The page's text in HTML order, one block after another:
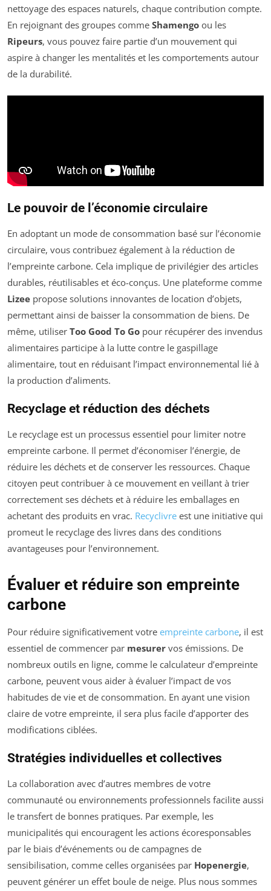
nettoyage des espaces naturels, chaque contribution compte.
En rejoignant des groupes comme Shamengo ou les
Ripeurs, vous pouvez faire partie d’un mouvement qui
aspire à changer les mentalités et les comportements autour
de la durabilité.
Le pouvoir de l’économie circulaire
En adoptant un mode de consommation basé sur l’économie
circulaire, vous contribuez également à la réduction de
l’empreinte carbone. Cela implique de privilégier des articles
durables, réutilisables et éco-conçus. Une plateforme comme
Lizee propose solutions innovantes de location d’objets,
permettant ainsi de baisser la consommation de biens. De
même, utiliser Too Good To Go pour récupérer des invendus
alimentaires participe à la lutte contre le gaspillage
alimentaire, tout en réduisant l’impact environnemental lié à
la production d’aliments.
Recyclage et réduction des déchets
Le recyclage est un processus essentiel pour limiter notre
empreinte carbone. Il permet d’économiser l’énergie, de
réduire les déchets et de conserver les ressources. Chaque
citoyen peut contribuer à ce mouvement en veillant à trier
correctement ses déchets et à réduire les emballages en
achetant des produits en vrac. Recyclivre est une initiative qui
promeut le recyclage des livres dans des conditions
avantageuses pour l’environnement.
Évaluer et réduire son empreinte
carbone
Pour réduire significativement votre empreinte carbone, il est
essentiel de commencer par mesurer vos émissions. De
nombreux outils en ligne, comme le calculateur d’empreinte
carbone, peuvent vous aider à évaluer l’impact de vos
habitudes de vie et de consommation. En ayant une vision
claire de votre empreinte, il sera plus facile d’apporter des
modifications ciblées.
Stratégies individuelles et collectives
La collaboration avec d’autres membres de votre
communauté ou environnements professionnels facilite aussi
le transfert de bonnes pratiques. Par exemple, les
municipalités qui encouragent les actions écoresponsables
par le biais d’événements ou de campagnes de
sensibilisation, comme celles organisées par Hopenergie,
peuvent générer un effet boule de neige. Plus nous sommes